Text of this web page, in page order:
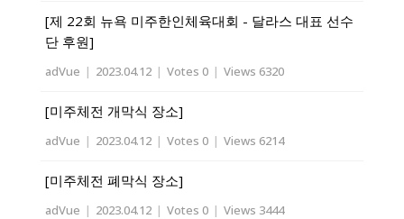
[제 22회 뉴욕 미주한인체육대회 - 달라스 대표 선수
단 후원]
adVue | 2023.04.12 | Votes 0 | Views 6320
[미주체전 개막식 장소]
adVue | 2023.04.12 | Votes 0 | Views 6214
[미주체전 폐막식 장소]
adVue | 2023.04.12 | Votes 0 | Views 3444